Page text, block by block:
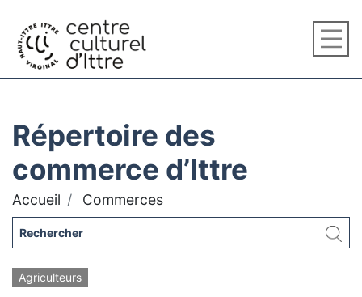
Répertoire des
commerce d’Ittre
Accueil Commerces
Agriculteurs